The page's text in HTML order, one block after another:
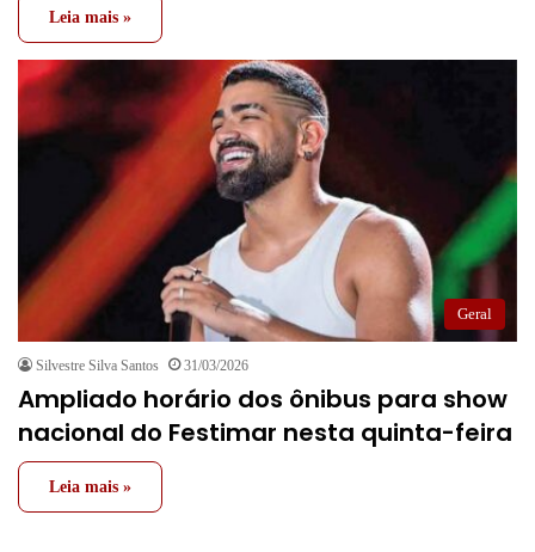
Leia mais »
Geral
Silvestre Silva Santos 31/03/2026
Ampliado horário dos ônibus para show
nacional do Festimar nesta quinta-feira
Leia mais »